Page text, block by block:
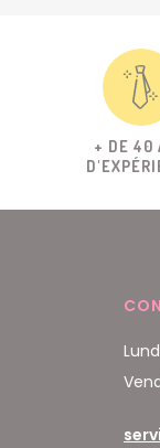
+ DE 40